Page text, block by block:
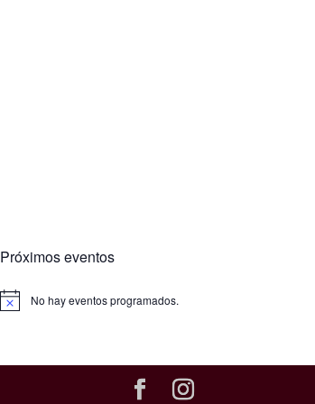
Próximos eventos
No hay eventos programados.